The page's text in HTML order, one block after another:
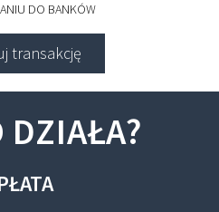
DO BANKÓW
transakcję
DZIAŁA?